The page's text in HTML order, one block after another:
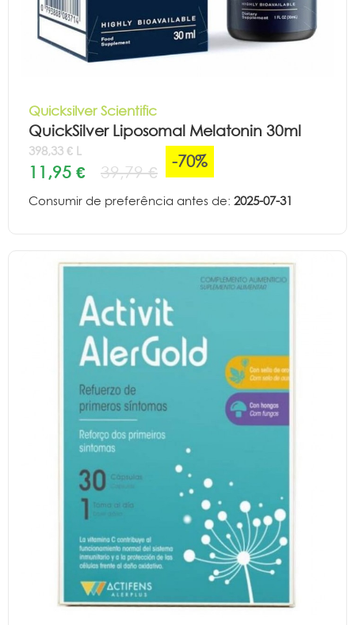
Quicksilver Scientific
QuickSilver Liposomal Melatonin 30ml
398,33 € L
11,95 € 39,79 €
-70%
Consumir de preferência antes de: 2025-07-31